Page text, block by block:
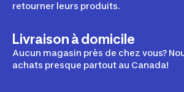
retourner leurs produits.
Livraison à domicile
Aucun magasin près de chez vous?
achats presque partout au Canada!